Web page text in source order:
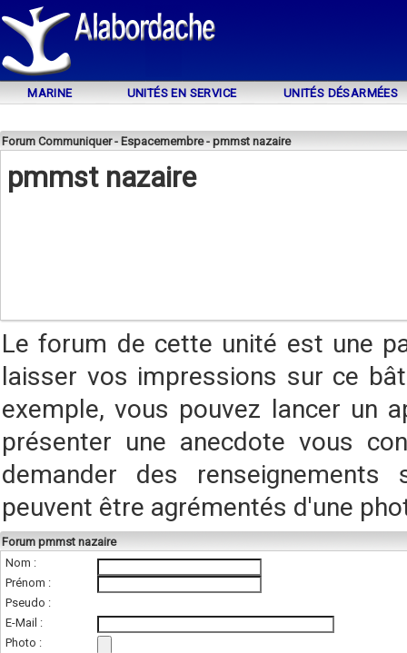
MARINE UNITÉS EN SERVICE UNITÉS DÉSARMÉES
Forum Communiquer - Espacemembre - pmmst nazaire
pmmst nazaire
Le forum de cette unité est une
laisser vos impressions sur ce
exemple, vous pouvez lancer un
présenter une anecdote vous
demander des
peuvent être agrémentés d'une
Forum pmmst nazaire
Nom :
Prénom :
Pseudo :
E-Mail :
Photo :